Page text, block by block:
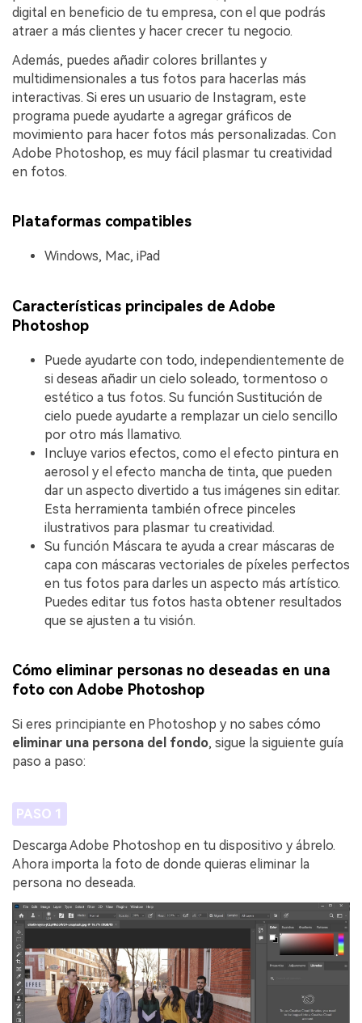
digital en beneficio de tu empresa, con el que podrás
atraer a más clientes y hacer crecer tu negocio.
Además, puedes añadir colores brillantes y
multidimensionales a tus fotos para hacerlas más
interactivas. Si eres un usuario de Instagram, este
programa puede ayudarte a agregar gráficos de
movimiento para hacer fotos más personalizadas. Con
Adobe Photoshop, es muy fácil plasmar tu creatividad
en fotos.
Plataformas compatibles
Windows, Mac, iPad
Características principales de Adobe
Photoshop
Puede ayudarte con todo, independientemente de
si deseas añadir un cielo soleado, tormentoso o
estético a tus fotos. Su función Sustitución de
cielo puede ayudarte a remplazar un cielo sencillo
por otro más llamativo.
Incluye varios efectos, como el efecto pintura en
aerosol y el efecto mancha de tinta, que pueden
dar un aspecto divertido a tus imágenes sin editar.
Esta herramienta también ofrece pinceles
ilustrativos para plasmar tu creatividad.
Su función Máscara te ayuda a crear máscaras de
capa con máscaras vectoriales de píxeles perfectos
en tus fotos para darles un aspecto más artístico.
Puedes editar tus fotos hasta obtener resultados
que se ajusten a tu visión.
Cómo eliminar personas no deseadas en una
foto con Adobe Photoshop
Si eres principiante en Photoshop y no sabes cómo
eliminar una persona del fondo, sigue la siguiente guía
paso a paso:
PASO 1
Descarga Adobe Photoshop en tu dispositivo y ábrelo.
Ahora importa la foto de donde quieras eliminar la
persona no deseada.